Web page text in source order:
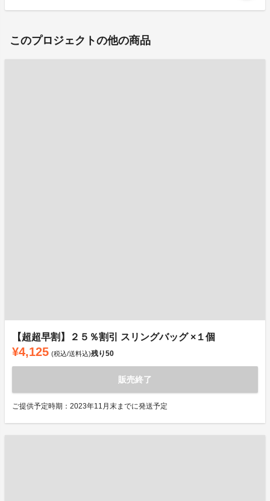
このプロジェクトの他の商品
【超超早割】２５％割引 スリングバッグ ×１個
¥4,125 (税込/送料込)残り50
販売終了
ご提供予定時期：2023年11月末までに発送予定